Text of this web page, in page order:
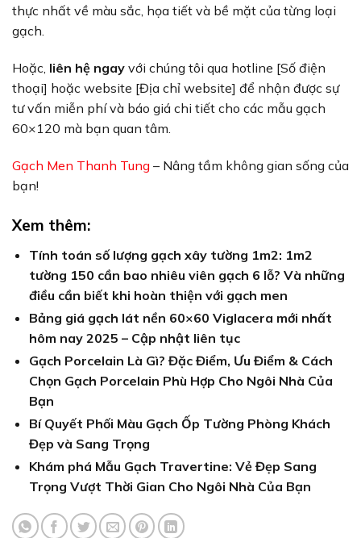
thực nhất về màu sắc, họa tiết và bề mặt của từng loại
gạch.
Hoặc, liên hệ ngay với chúng tôi qua hotline [Số điện
thoại] hoặc website [Địa chỉ website] để nhận được sự
tư vấn miễn phí và báo giá chi tiết cho các mẫu gạch
60×120 mà bạn quan tâm.
Gạch Men Thanh Tung – Nâng tầm không gian sống của
bạn!
Xem thêm:
Tính toán số lượng gạch xây tường 1m2: 1m2
tường 150 cần bao nhiêu viên gạch 6 lỗ? Và những
điều cần biết khi hoàn thiện với gạch men
Bảng giá gạch lát nền 60×60 Viglacera mới nhất
hôm nay 2025 – Cập nhật liên tục
Gạch Porcelain Là Gì? Đặc Điểm, Ưu Điểm & Cách
Chọn Gạch Porcelain Phù Hợp Cho Ngôi Nhà Của
Bạn
Bí Quyết Phối Màu Gạch Ốp Tường Phòng Khách
Đẹp và Sang Trọng
Khám phá Mẫu Gạch Travertine: Vẻ Đẹp Sang
Trọng Vượt Thời Gian Cho Ngôi Nhà Của Bạn